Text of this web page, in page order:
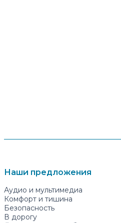
Наши предложения
Аудио и мультимедиа
Комфорт и тишина
Безопасность
В дорогу